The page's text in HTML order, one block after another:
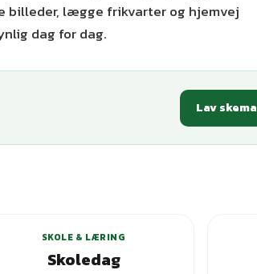
billeder, lægge frikvarter og hjemvej
dag for dag.
Lav skema
SKOLE & LÆRING
Skoledag